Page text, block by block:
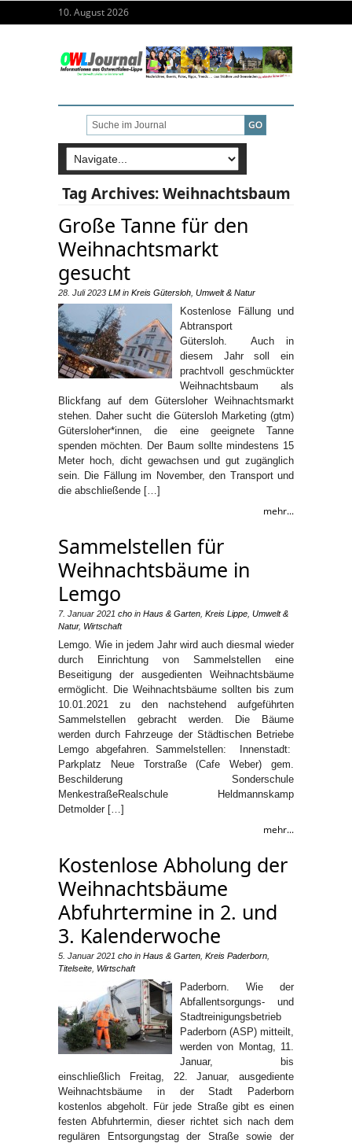
10. August 2026
Tag Archives:Weihnachtsbaum
Große Tanne für den
Weihnachtsmarkt
gesucht
28. Juli 2023 LM in Kreis Gütersloh Umwelt & Natur
Kostenlose Fällung und
Abtransport
Gütersloh. Auch in
diesem Jahr soll ein
prachtvoll geschmückter
Weihnachtsbaum als
Blickfang auf dem Gütersloher Weihnachtsmarkt
stehen. Daher sucht die Gütersloh Marketing (gtm)
Gütersloher*innen, die eine geeignete Tanne
spenden möchten. Der Baum sollte mindestens 15
Meter hoch, dicht gewachsen und gut zugänglich
sein. Die Fällung im November, den Transport und
die abschließende […]
mehr...
Sammelstellen für
Weihnachtsbäume in
Lemgo
7. Januar 2021 cho in Haus & Garten Kreis Lippe Umwelt &
Natur, Wirtschaft
Lemgo. Wie in jedem Jahr wird auch diesmal wieder
durch Einrichtung von Sammelstellen eine
Beseitigung der ausgedienten Weihnachtsbäume
ermöglicht. Die Weihnachtsbäume sollten bis zum
10.01.2021 zu den nachstehend aufgeführten
Sammelstellen gebracht werden. Die Bäume
werden durch Fahrzeuge der Städtischen Betriebe
Lemgo abgefahren. Sammelstellen: Innenstadt:
Parkplatz Neue Torstraße (Cafe Weber) gem.
Beschilderung Sonderschule
MenkestraßeRealschule Heldmannskamp
Detmolder […]
mehr...
Kostenlose Abholung der
Weihnachtsbäume
Abfuhrtermine in 2. und
3. Kalenderwoche
5. Januar 2021 cho in Haus & Garten Kreis Paderborn
Titelseite Wirtschaft
Paderborn. Wie der
Abfallentsorgungs- und
Stadtreinigungsbetrieb
Paderborn (ASP) mitteilt,
werden von Montag, 11.
Januar, bis
einschließlich Freitag, 22. Januar, ausgediente
Weihnachtsbäume in der Stadt Paderborn
kostenlos abgeholt. Für jede Straße gibt es einen
festen Abfuhrtermin, dieser richtet sich nach dem
regulären Entsorgungstag der Straße sowie der